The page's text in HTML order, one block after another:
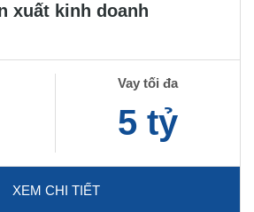
xuất kinh doanh
Vay tối đa
5 tỷ
XEM CHI TIẾT